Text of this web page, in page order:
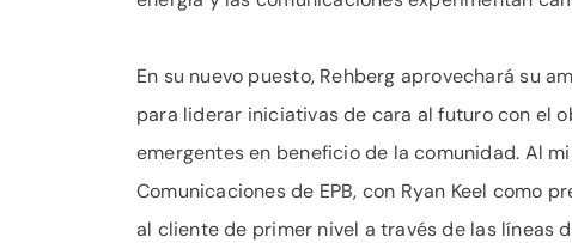
En su nuevo puesto, Rehberg aprovechará su
para liderar iniciativas de cara al futuro con el
emergentes en beneficio de la comunidad. Al
Comunicaciones de EPB, con Ryan Keel como
al cliente de primer nivel a través de las líneas